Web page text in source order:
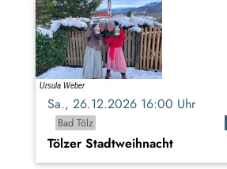
Sa., 26.12.2026 16:00 Uhr
Bad Tölz
Tölzer Stadtweihnacht